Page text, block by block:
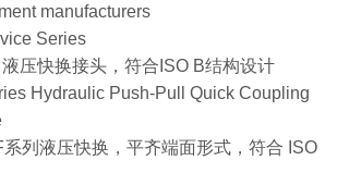
manufacturers
Series
压快换接头，符合ISO B结构设计
Hydraulic Push-Pull Quick Coupling
列液压快换，平齐端面形式，符合 ISO